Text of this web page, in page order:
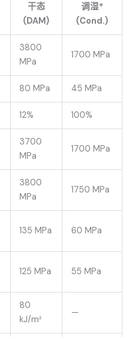
干态
(DAM)
调湿*
(Cond.)
3800
MPa
1700 MPa
80 MPa 45 MPa
12% 100%
3700
MPa
1700 MPa
3800
MPa
1750 MPa
135 MPa 60 MPa
125 MPa 55 MPa
80
kJ/m²
—